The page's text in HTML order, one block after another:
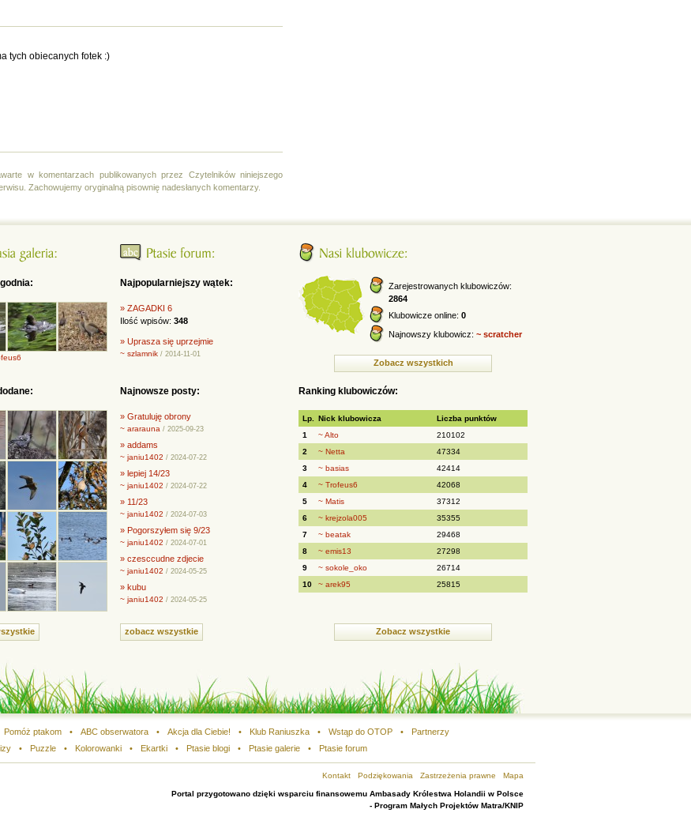
tych obiecanych fotek :)
w komentarzach publikowanych przez Czytelników niniejszego
Zachowujemy oryginalną pisownię nadesłanych komentarzy.
Najpopularniejszy wątek:
» ZAGADKI 6
Ilość wpisów: 348
» Uprasza się uprzejmie
~ szlamnik / 2014-11-01
Najnowsze posty:
» Gratuluję obrony
~ ararauna / 2025-09-23
» addams
~ janiu1402 / 2024-07-22
» lepiej 14/23
~ janiu1402 / 2024-07-22
» 11/23
~ janiu1402 / 2024-07-03
» Pogorszyłem się 9/23
~ janiu1402 / 2024-07-01
» czesccudne zdjecie
~ janiu1402 / 2024-05-25
» kubu
~ janiu1402 / 2024-05-25
zobacz wszystkie
Zarejestrowanych klubowiczów:
2864
Klubowicze online: 0
Najnowszy klubowicz: ~ scratcher
Zobacz wszystkich
Ranking klubowiczów:
Lp. Nick klubowicza
Liczba punktów
1
~ Alto
210102
2
~ Netta
47334
3
~ basias
42414
4
~ Trofeus6
42068
5
~ Matis
37312
6
~ krejzola005
35355
7
~ beatak
29468
8
~ emis13
27298
9
~ sokole_oko
26714
10
~ arek95 25815
Zobacz wszystkie
Pomóż ptakom • ABC obserwatora • Akcja dla Ciebie! • Klub Raniuszka • Wstąp do OTOP •
Partnerzy
• Puzzle • Kolorowanki • Ekartki • Ptasie blogi • Ptasie galerie • Ptasie forum
Kontakt Podziękowania Zastrzeżenia prawne Mapa
Portal przygotowano dzięki wsparciu finansowemu Ambasady Królestwa Holandii w Polsce
- Program Małych Projektów Matra/KNIP